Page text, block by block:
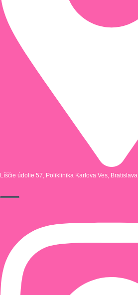
Líščie údolie 57, Poliklinika Karlova Ves, Bratislava